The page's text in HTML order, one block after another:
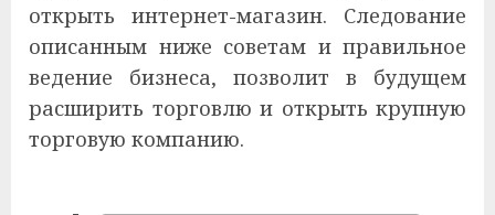
открыть интернет-магазин. Следование
описанным ниже советам и правильное
ведение бизнеса, позволит в будущем
расширить торговлю и открыть крупную
торговую компанию.